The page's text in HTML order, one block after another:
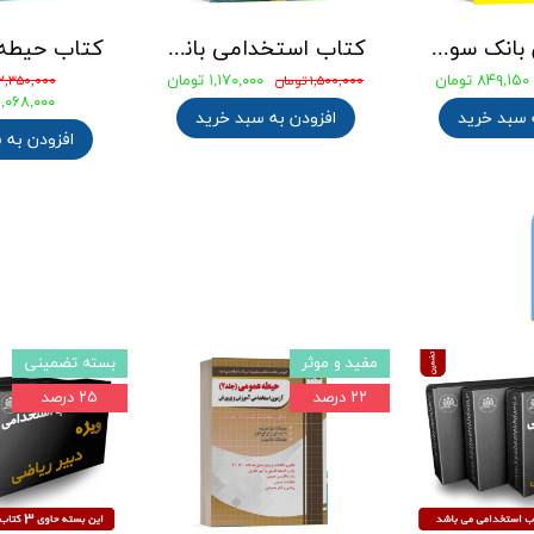
۲,۳۵۰,۰۰۰
۲,۰۶۸,۰۰۰
افزودن
کتاب استخدامی بانک های خصوصی و دولتی (بانکدار) 1404 انتشارات آراه
۱,۵۰۰,۰۰۰ تومان ۱,۱۷۰,۰۰۰ تومان
افزودن به سبد خرید
جامع ترین بانک سوالات استخدامی مهندسی شیمی، پلیمر و پتروشیمی
۸۴۹,۱۵۰ تومان
سبد خرید
بسته تضمینی
۲۵ درصد
مفید و موثر
۲۲ درصد